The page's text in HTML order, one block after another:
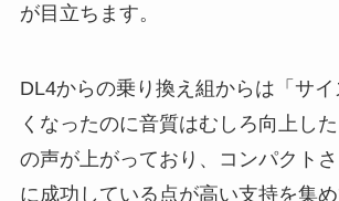
が目立ちます。
DL4からの乗り換え組からは「サイ
くなったのに音質はむしろ向上し
の声が上がっており、コンパクト
に成功している点が高い支持を集め